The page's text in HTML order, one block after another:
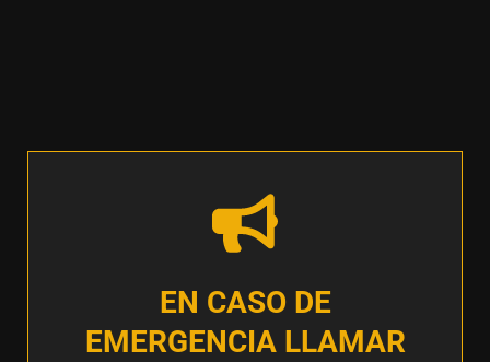
EN CASO DE
EMERGENCIA LLAMAR